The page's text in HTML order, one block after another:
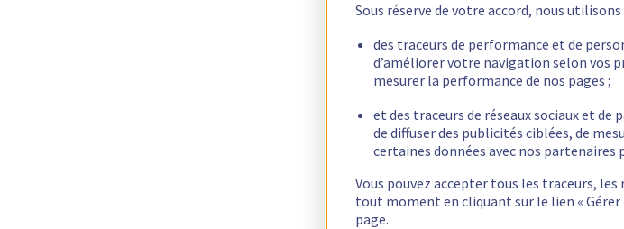
Sous réserve de votre accord, nous
des traceurs de performance et de
d’améliorer votre navigation selon vos
mesurer la performance de nos pages ;
et des traceurs de réseaux sociaux et
de diffuser des publicités ciblées, de
certaines données avec nos partenaires
Vous pouvez accepter tous les traceurs,
tout moment en cliquant sur le lien « Gérer
page.